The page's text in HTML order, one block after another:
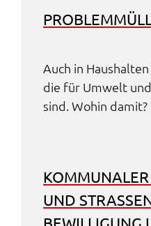
Auch in
die für Umwelt
sind. Wohin damit?
KOMMU­NA­LER
ND